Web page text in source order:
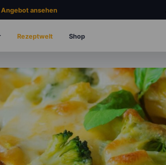
Angebot ansehen
Rezeptwelt Shop